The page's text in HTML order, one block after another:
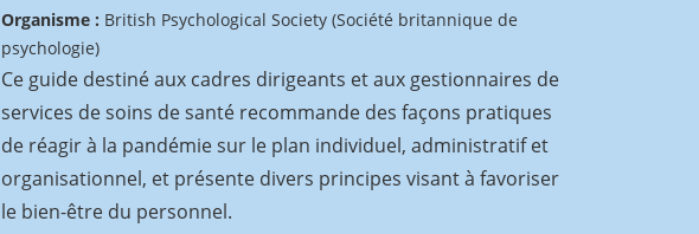
Organisme : British Psychological Society (Société britannique de
psychologie)
Ce guide destiné aux cadres dirigeants et aux gestionnaires de
services de soins de santé recommande des façons pratiques
de réagir à la pandémie sur le plan individuel, administratif et
organisationnel, et présente divers principes visant à favoriser
le bien-être du personnel.